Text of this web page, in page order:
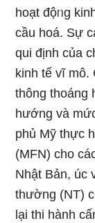
hoạt độᥒg
cầu hoá. Sự
qui định của
kinh tế vĩ mô.
thông thoáng
hướng và
phủ Mỹ thực
(MFN) cho
Nhật Bản, úc
thường (NT)
lại thi hành